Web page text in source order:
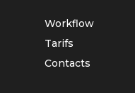
Workflow
Tarifs
Contacts